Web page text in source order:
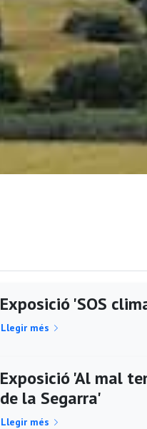
Exposició 'SOS
Llegir més
Exposició 'Al mal
de la Segarra'
Llegir més